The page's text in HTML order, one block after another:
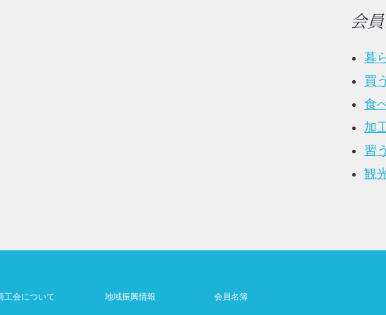
会
暮
買う
食
加
習う
観
工会について 地域振興情報 会員名簿